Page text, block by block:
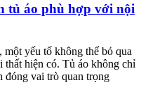
tủ áo phù hợp với nội
yếu tố không thể bỏ qua
thất hiện có. Tủ áo không chỉ
đóng vai trò quan trọng